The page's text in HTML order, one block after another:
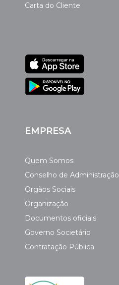
Carta do Cliente
EMPRESA
Quem Somos
Conselho de Administração
Orgãos Sociais
Organização
Documentos oficiais
Governo Societário
Contratação Pública